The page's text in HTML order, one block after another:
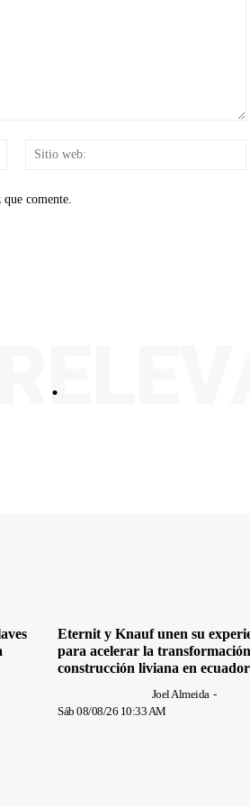
Correo
comente.
.
Eternit y Knauf unen su
para acelerar la
construcción liviana en ecuador
Joel Almeida -
Sáb 08/08/26 10:33 AM